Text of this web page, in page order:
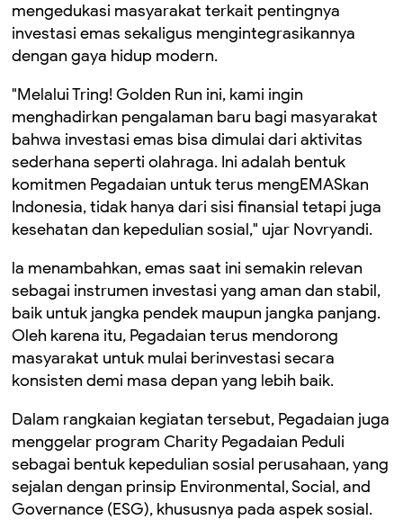
mengedukasi masyarakat terkait pentingnya
investasi emas sekaligus mengintegrasikannya
dengan gaya hidup modern.
"Melalui Tring! Golden Run ini, kami ingin
menghadirkan pengalaman baru bagi masyarakat
bahwa investasi emas bisa dimulai dari aktivitas
sederhana seperti olahraga. Ini adalah bentuk
komitmen Pegadaian untuk terus mengEMASkan
Indonesia, tidak hanya dari sisi finansial tetapi juga
kesehatan dan kepedulian sosial," ujar Novryandi.
la menambahkan, emas saat ini semakin relevan
sebagai instrumen investasi yang aman dan stabil,
baik untuk jangka pendek maupun jangka panjang.
Oleh karena itu, Pegadaian terus mendorong
masyarakat untuk mulai berinvestasi secara
konsisten demi masa depan yang lebih baik.
Dalam rangkaian kegiatan tersebut, Pegadaian juga
menggelar program Charity Pegadaian Peduli
sebagai bentuk kepedulian sosial perusahaan, yang
sejalan dengan prinsip Environmental, Social, and
Governance (ESG), khususnya pada aspek sosial.